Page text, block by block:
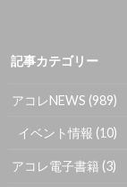
記事カテゴリー
アコレNEWS (989)
イベント情報 (10)
アコレ電子書籍 (3)